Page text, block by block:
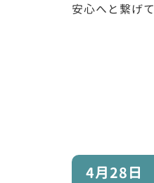
安心へと繋げ
4月28日